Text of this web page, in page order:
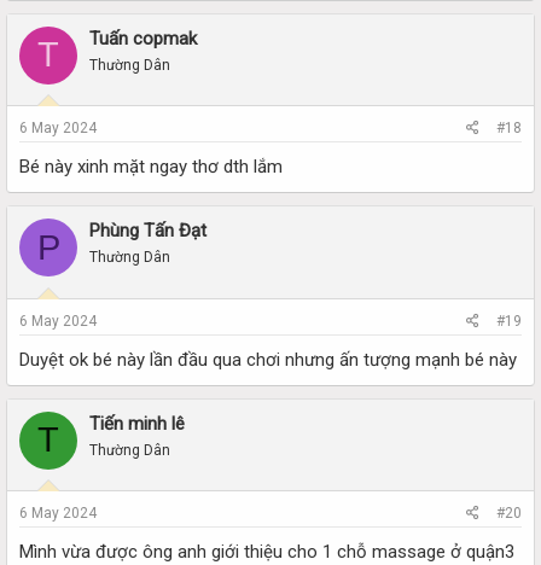
T Tuấn copmak
Thường Dân
6 May 2024 #18
Bé này xinh mặt ngay thơ dth lắm
P Phùng Tấn Đạt
Thường Dân
6 May 2024 #19
Duyệt ok bé này lần đầu qua chơi nhưng ấn tượng mạnh bé này
T Tiến minh lê
Thường Dân
6 May 2024 #20
Mình vừa được ông anh giới thiệu cho 1 chỗ massage ở quận3